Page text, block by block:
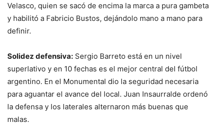
Velasco, quien se sacó de encima la marca a pura gambeta
y habilitó a Fabricio Bustos, dejándolo mano a mano para
definir.
Solidez defensiva: Sergio Barreto está en un nivel
superlativo y en 10 fechas es el mejor central del fútbol
argentino. En el Monumental dio la seguridad necesaria
para aguantar el avance del local. Juan Insaurralde ordenó
la defensa y los laterales alternaron más buenas que
malas.